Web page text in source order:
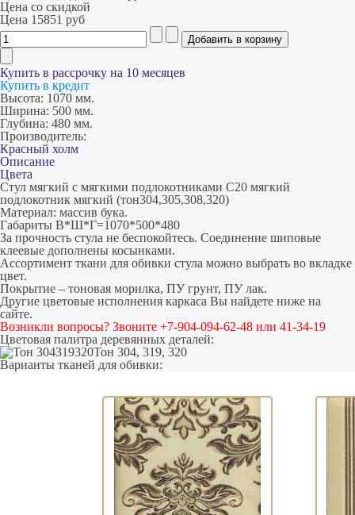
Цена со скидкой
Цена 15851 руб
Купить в рассрочку на 10 месяцев
Купить в кредит
Высота: 1070 мм.
Ширина: 500 мм.
Глубина: 480 мм.
Производитель:
Красный холм
Описание
Цвета
Стул мягкий с мягкими подлокотниками С20 мягкий
подлокотник мягкий (тон304,305,308,320)
Материал: массив бука.
Габариты В*Ш*Г=1070*500*480
За прочность стула не беспокойтесь. Соединение шиповые
клеевые дополнены косынками.
Ассортимент ткани для обивки стула можно выбрать во вкладке
цвет.
Покрытие – тоновая морилка, ПУ грунт, ПУ лак.
Другие цветовые исполнения каркаса Вы найдете ниже на
сайте.
Возникли вопросы? Звоните +7-904-094-62-48 или 41-34-19
Цветовая палитра деревянных деталей:
Тон 304, 319, 320
Варианты тканей для обивки: